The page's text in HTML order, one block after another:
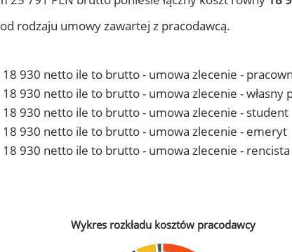
rodzaju umowy zawartej z pracodawcą.
18 930 netto ile to brutto - umowa zlecenie -
18 930 netto ile to brutto - umowa zlecenie - własny
18 930 netto ile to brutto - umowa zlecenie - student
18 930 netto ile to brutto - umowa zlecenie - emeryt
18 930 netto ile to brutto - umowa zlecenie - rencista
Wykres rozkładu kosztów pracodawcy